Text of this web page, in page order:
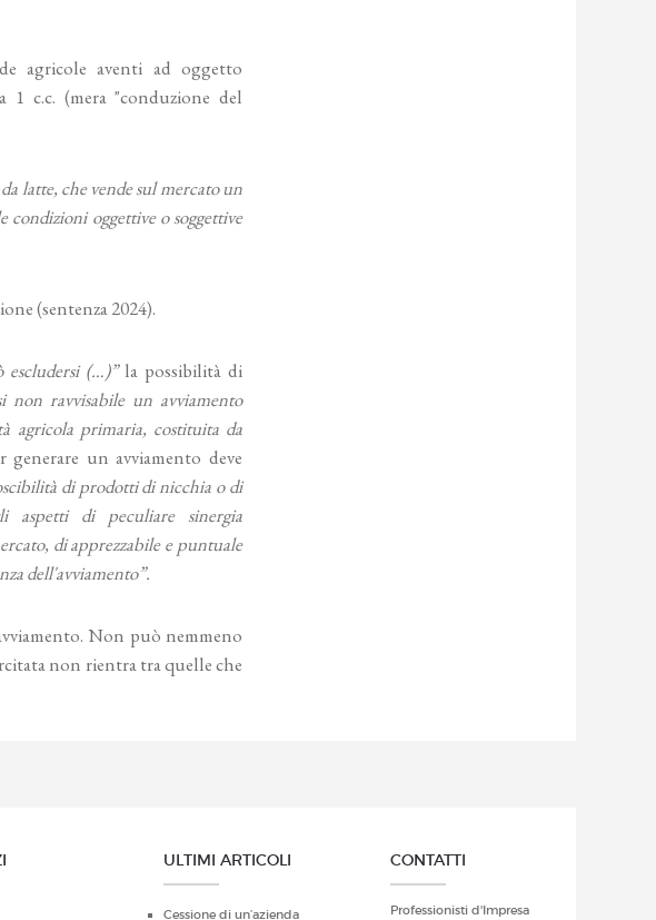
agricole aventi ad oggetto
1 c.c. (mera "conduzione del
latte, che vende sul mercato un
condizioni oggettive o soggettive
(sentenza 2024).
(…)”la possibilità di
ravvisabile un avviamento
agricola primaria, costituita da
generare un avviamento deve
di prodotti di nicchia o di
aspetti di peculiare sinergia
di apprezzabile e puntuale
dell'avviamento”.
Non può nemmeno
non rientra tra quelle che
ULTIMI ARTICOLI
Cessione di un’azienda
CONTATTI
Professionisti d'Impresa